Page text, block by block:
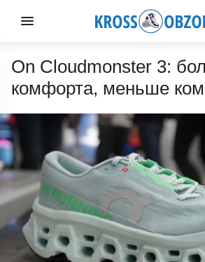
On Cloudmonster 3:
комфорта, меньше